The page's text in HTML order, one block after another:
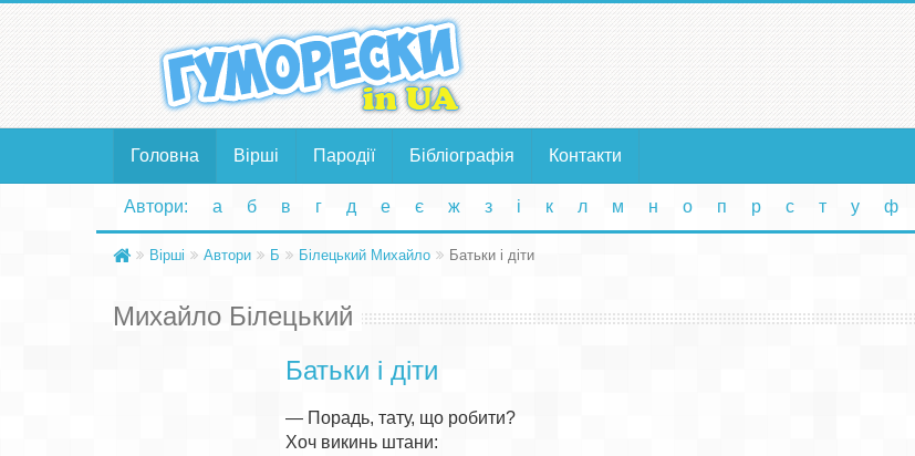
Головна Вірші Пародії Бібліографія Контакти
Автори: а б в г д е є ж з і к л м н о п р с т у ф
Вірші Автори Б Білецький Михайло Батьки і діти
Михайло Білецький
Батьки і діти
— Порадь, тату, що робити?
Хоч викинь штани: